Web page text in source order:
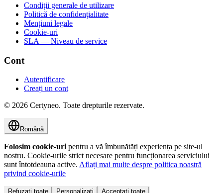
Condiții generale de utilizare
Politică de confidențialitate
Mențiuni legale
Cookie-uri
SLA — Niveau de service
Cont
Autentificare
Creați un cont
© 2026 Certyneo. Toate drepturile rezervate.
Română
Folosim cookie-uri pentru a vă îmbunătăți experiența pe site-ul
nostru. Cookie-urile strict necesare pentru funcționarea serviciului
sunt întotdeauna active. Aflați mai multe despre politica noastră
privind cookie-urile
Refuzați toate Personalizați Acceptați toate